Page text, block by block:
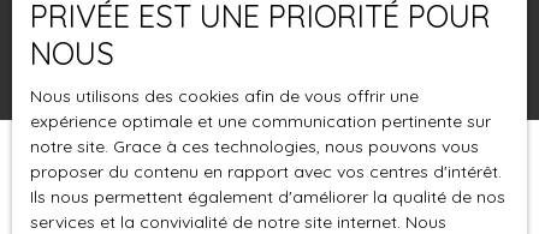
Pertinence
Trier par Créer une alerte
PRIVÉE EST UNE PRIORITÉ POUR
NOUS
Nous utilisons des cookies afin de vous offrir une
expérience optimale et une communication pertinente sur
notre site. Grace à ces technologies, nous pouvons vous
proposer du contenu en rapport avec vos centres d'intérêt.
Ils nous permettent également d'améliorer la qualité de nos
services et la convivialité de notre site internet. Nous